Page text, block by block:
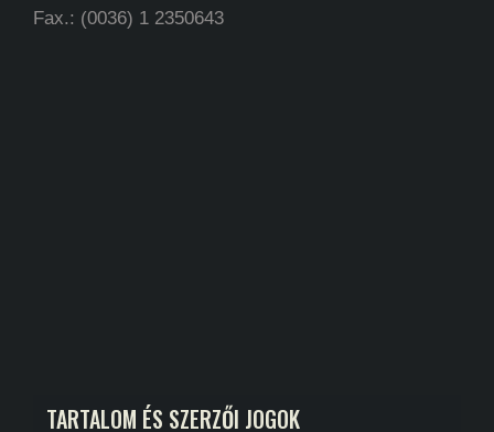
Fax.: (0036) 1 2350643
TARTALOM ÉS SZERZŐI JOGOK